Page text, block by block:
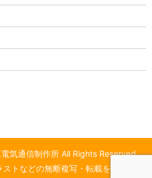
気通信制作所 All Rights Reserved.
トなどの無断複写・転載を禁じま